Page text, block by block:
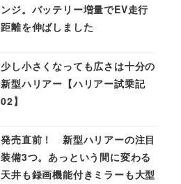
ンジ。バッテリー増量でEV走行
距離を伸ばしました
少し小さくなっても広さは十分の
新型ハリアー【ハリアー試乗記
02】
発売直前！ 新型ハリアーの注目
装備3つ。あっという間に変わる
天井も録画機能付きミラーも大型